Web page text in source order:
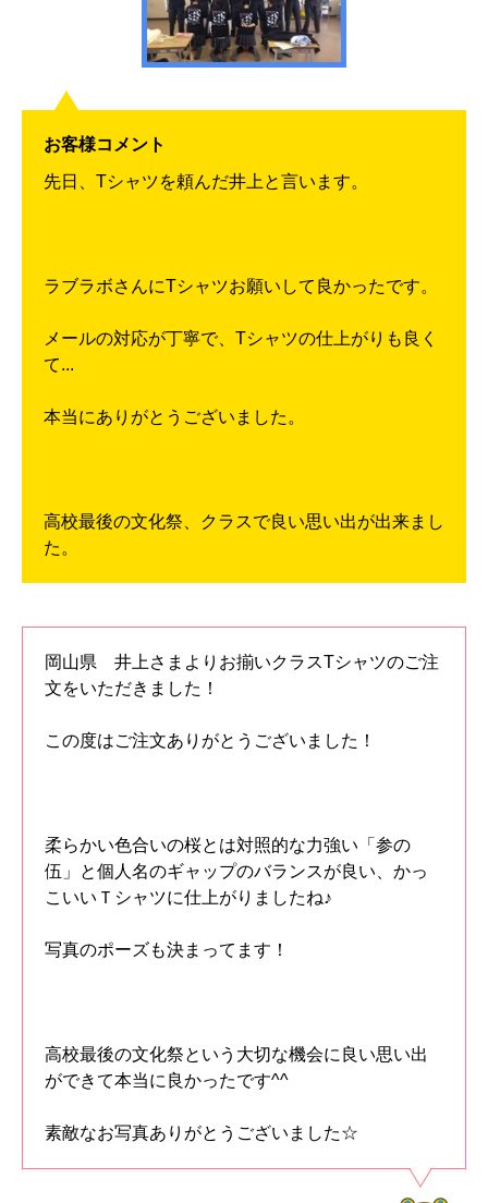
お客様コメント
先日、Tシャツを頼んだ井上と言います。
ラブラボさんにTシャツお願いして良かったです。
メールの対応が丁寧で、Tシャツの仕上がりも良く
て...
本当にありがとうございました。
高校最後の文化祭、クラスで良い思い出が出来まし
た。
岡山県 井上さまよりお揃いクラスTシャツのご注
文をいただきました！
この度はご注文ありがとうございました！
柔らかい色合いの桜とは対照的な力強い「参の
伍」と個人名のギャップのバランスが良い、かっ
こいいＴシャツに仕上がりましたね♪
写真のポーズも決まってます！
高校最後の文化祭という大切な機会に良い思い出
ができて本当に良かったです^^
素敵なお写真ありがとうございました☆